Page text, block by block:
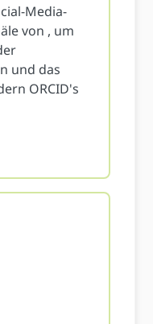
Media-
von , um
und das
ORCID's